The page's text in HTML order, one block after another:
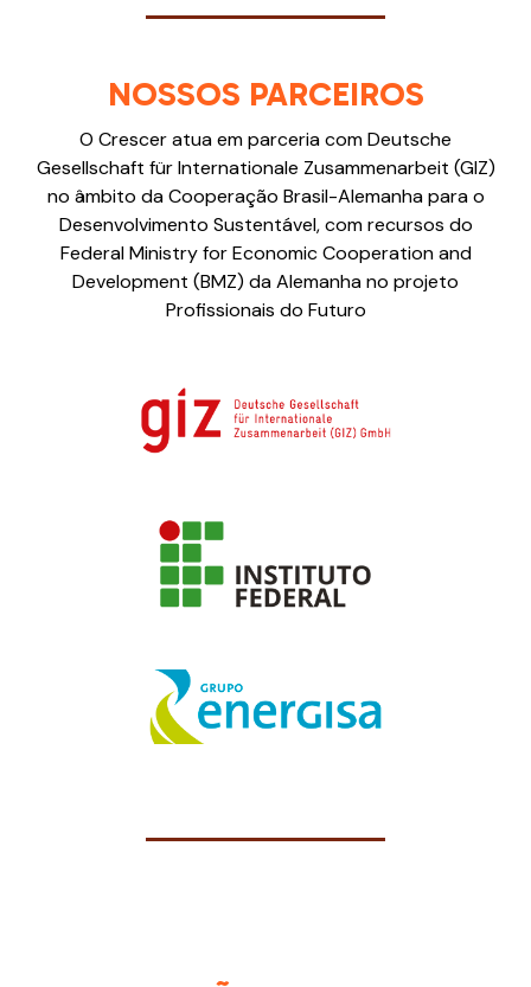
NOSSOS PARCEIROS
O Crescer atua em parceria com Deutsche
Gesellschaft für Internationale Zusammenarbeit (GIZ)
no âmbito da Cooperação Brasil-Alemanha para o
Desenvolvimento Sustentável, com recursos do
Federal Ministry for Economic Cooperation and
Development (BMZ) da Alemanha no projeto
Profissionais do Futuro